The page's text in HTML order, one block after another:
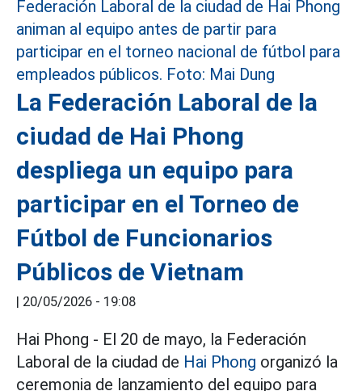
La Federación Laboral de la
ciudad de Hai Phong
despliega un equipo para
participar en el Torneo de
Fútbol de Funcionarios
Públicos de Vietnam
| 20/05/2026 - 19:08
Hai Phong - El 20 de mayo, la Federación
Laboral de la ciudad de Hai Phong organizó la
ceremonia de lanzamiento del equipo para